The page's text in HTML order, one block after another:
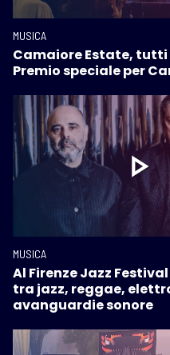
MUSICA
Camaiore Estate, tutti
Premio speciale per
MUSICA
Al Firenze Jazz
tra jazz, reggae,
avanguardie sonore